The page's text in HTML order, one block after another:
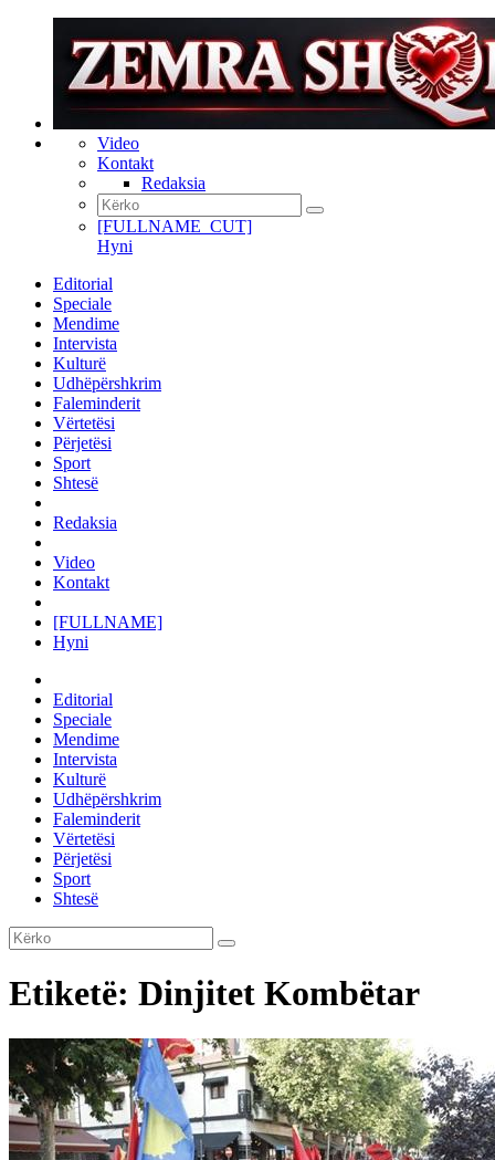
Video
Kontakt
Redaksia
[FULLNAME_CUT]
Hyni
Editorial
Speciale
Mendime
Intervista
Kulturë
Udhëpërshkrim
Faleminderit
Vërtetësi
Përjetësi
Sport
Shtesë
Redaksia
Video
Kontakt
[FULLNAME]
Hyni
Editorial
Speciale
Mendime
Intervista
Kulturë
Udhëpërshkrim
Faleminderit
Vërtetësi
Përjetësi
Sport
Shtesë
Etiketë: Dinjitet Kombëtar